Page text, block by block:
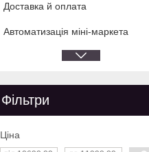
Доставка й оплата
Автоматизація міні-маркета
Фільтри
Ціна